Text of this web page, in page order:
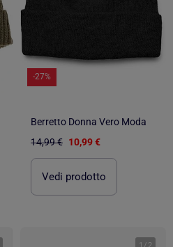
-27%
Berretto Donna Vero Moda
14,99 € 10,99 €
Vedi prodotto